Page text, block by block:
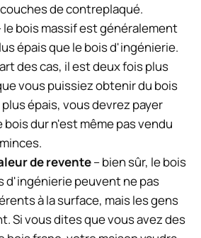
de contreplaqué.
le bois massif est généralement
épais que le bois d'ingénierie.
des cas, il est deux fois plus
vous puissiez obtenir du bois
épais, vous devrez payer
bois dur n'est même pas vendu
de revente– bien sûr, le bois
d'ingénierie peuvent ne pas
à la surface, mais les gens
Si vous dites que vous avez des